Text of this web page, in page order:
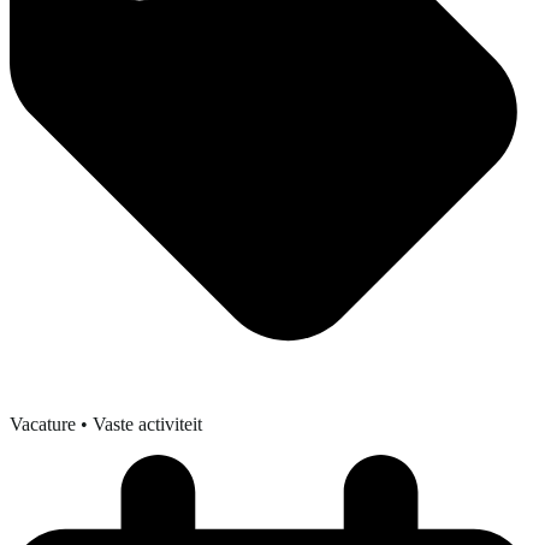
Vacature • Vaste activiteit